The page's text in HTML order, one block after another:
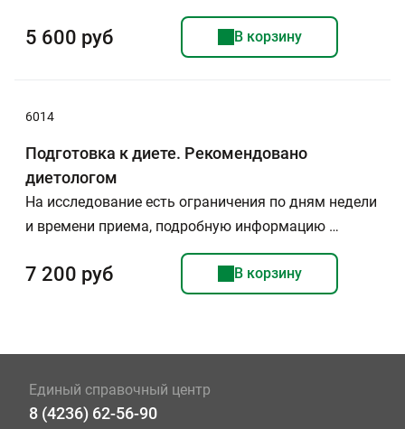
5 600 руб В корзину
6014
Подготовка к диете. Рекомендовано
диетологом
На исследование есть ограничения по дням недели
и времени приема, подробную информацию …
7 200 руб В корзину
Единый справочный центр
8 (4236) 62-56-90